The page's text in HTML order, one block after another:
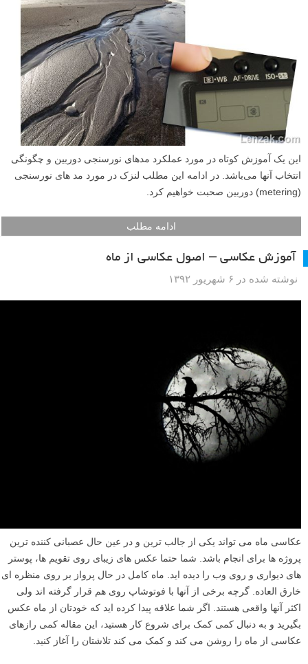
این یک آموزش کوتاه در مورد عملکرد مد‌‌های نورسنجی دوربین و چگونگی
انتخاب آنها می‌باشد. در ادامه این مطلب لنزک در مورد مد های نورسنجی
(metering) دوربین صحبت خواهیم کرد.
ادامه مطلب
آموزش عکاسی – اصول عکاسی از ماه
نوشته شده در ۶ شهریور ۱۳۹۲
عکاسی ماه می تواند یکی از جالب ترین و در عین حال عصبانی کننده ترین
پروژه ها برای انجام باشد. شما حتما عکس های زیبای روی تقویم ها، پوستر
های دیواری و روی وب را دیده اید. ماه کامل در حال پرواز بر روی منظره ای
خارق العاده. گرچه برخی از آنها با فوتوشاپ روی هم قرار گرفته اند ولی
اکثر آنها واقعی هستند. اگر شما علاقه پیدا کرده اید که خودتان از ماه عکس
بگیرید و به دنبال کمی کمک برای شروع کار هستید، این مقاله کمی رازهای
عکاسی از ماه را روشن می کند و کمک می کند تلاشتان را آغاز کنید.